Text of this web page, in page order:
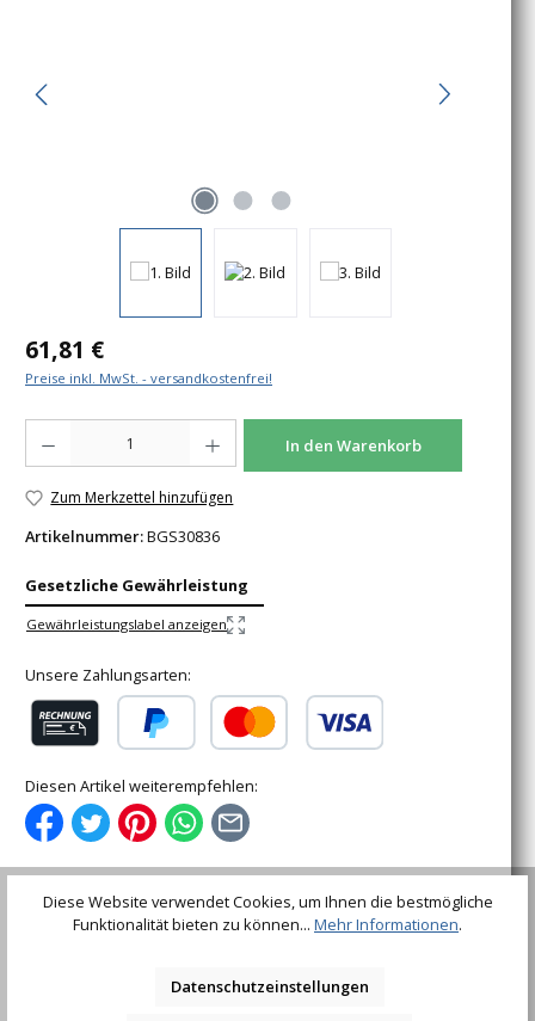
Regulärer Preis:
61,81 €
Preise inkl. MwSt. - versandkostenfrei!
In den Warenkorb
Zum Merkzettel hinzufügen
Artikelnummer:BGS30836
Gesetzliche Gewährleistung
Gewährleistungslabel anzeigen
Unsere Zahlungsarten:
Diesen Artikel weiterempfehlen:
Maulschlüssel SW 8 mm (Art. 30838)1 Ratschen-Ring-
Diese Website verwendet Cookies, um Ihnen die bestmögliche
Funktionalität bieten zu können... Mehr Informationen.
Datenschutzeinstellungen